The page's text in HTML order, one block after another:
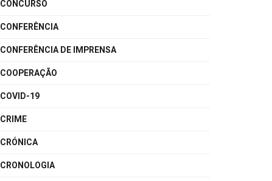
CONCURSO
CONFERÊNCIA
CONFERÊNCIA DE IMPRENSA
COOPERAÇÃO
COVID-19
CRIME
CRÓNICA
CRONOLOGIA